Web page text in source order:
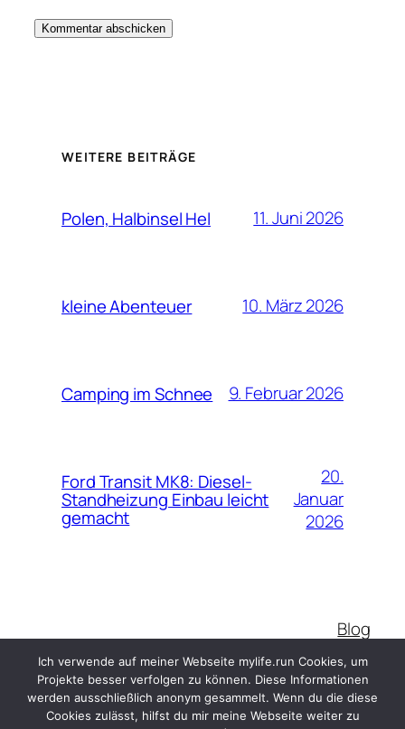
WEITERE BEITRÄGE
Polen, Halbinsel Hel 11. Juni 2026
kleine Abenteuer 10. März 2026
Camping im Schnee 9. Februar 2026
Ford Transit MK8: Diesel-
Standheizung Einbau leicht
gemacht
20.
Januar
2026
MyLife.Run
Blog
Ich verwende auf meiner Webseite mylife.run Cookies, um
Projekte besser verfolgen zu können. Diese Informationen
werden ausschließlich anonym gesammelt. Wenn du die diese
Cookies zulässt, hilfst du mir meine Webseite weiter zu